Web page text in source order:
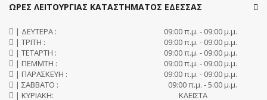
ΩΡΕΣ ΛΕΙΤΟΥΡΓΙΑΣ ΚΑΤΑΣΤΗΜΑΤΟΣ ΕΔΕΣΣΑΣ
| ΔΕΥΤΕΡΑ :
09:00 π.μ. - 09:00 μ.μ.
| ΤΡΙΤΗ :
09:00 π.μ. - 09:00 μ.μ.
| ΤΕΤΑΡΤΗ :
09:00 π.μ. - 09:00 μ.μ.
| ΠΕΜΜΤΗ :
09:00 π.μ. - 09:00 μ.μ.
| ΠΑΡΑΣΚΕΥΗ :
09:00 π.μ. - 09:00 μ.μ.
| ΣΑΒΒΑΤΟ :
09:00 π.μ. - 5:00 μ.μ.
| ΚΥΡΙΑΚΗ:
ΚΛΕΙΣΤΑ